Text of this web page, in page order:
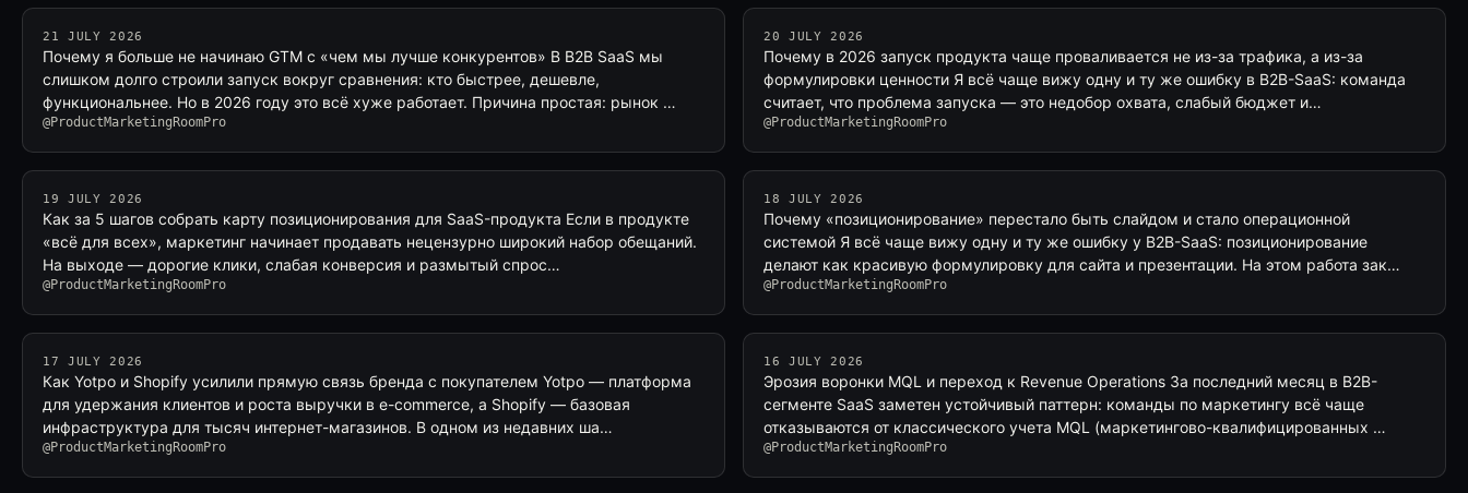
21 JULY 2026
Почему я больше не начинаю GTM с «чем мы лучше конкурентов» В B2B SaaS мы
слишком долго строили запуск вокруг сравнения: кто быстрее, дешевле,
функциональнее. Но в 2026 году это всё хуже работает. Причина простая: рынок …
@ProductMarketingRoomPro
20 JULY 2026
Почему в 2026 запуск продукта чаще проваливается не из-за трафика, а из-за
формулировки ценности Я всё чаще вижу одну и ту же ошибку в B2B-SaaS: команда
считает, что проблема запуска — это недобор охвата, слабый бюджет и…
@ProductMarketingRoomPro
19 JULY 2026
Как за 5 шагов собрать карту позиционирования для SaaS-продукта Если в продукте
«всё для всех», маркетинг начинает продавать нецензурно широкий набор обещаний.
На выходе — дорогие клики, слабая конверсия и размытый спрос…
@ProductMarketingRoomPro
18 JULY 2026
Почему «позиционирование» перестало быть слайдом и стало операционной
системой Я всё чаще вижу одну и ту же ошибку у B2B-SaaS: позиционирование
делают как красивую формулировку для сайта и презентации. На этом работа зак…
@ProductMarketingRoomPro
17 JULY 2026
Как Yotpo и Shopify усилили прямую связь бренда с покупателем Yotpo — платформа
для удержания клиентов и роста выручки в e-commerce, а Shopify — базовая
инфраструктура для тысяч интернет-магазинов. В одном из недавних ша…
@ProductMarketingRoomPro
16 JULY 2026
Эрозия воронки MQL и переход к Revenue Operations За последний месяц в B2B-
сегменте SaaS заметен устойчивый паттерн: команды по маркетингу всё чаще
отказываются от классического учета MQL (маркетингово-квалифицированных …
@ProductMarketingRoomPro